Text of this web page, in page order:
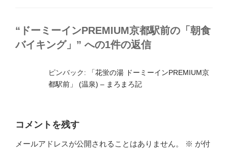
“ドーミーインPREMIUM京都駅前の「朝食
バイキング」” への1件の返信
ピンバック:
「花蛍の湯 ドーミーインPREMIUM京
都駅前」 (温泉) – まろまろ記
コメントを残す
メールアドレスが公開されることはありません。 ※ が付